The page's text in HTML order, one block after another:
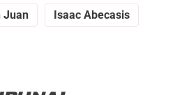
Juan Isaac Abecasis